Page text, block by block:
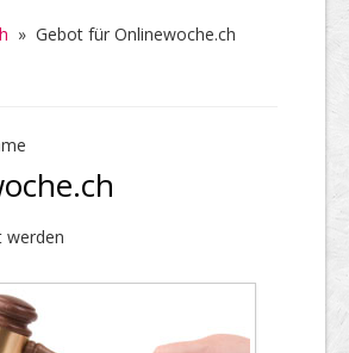
» Gebot für Onlinewoche.ch
werden